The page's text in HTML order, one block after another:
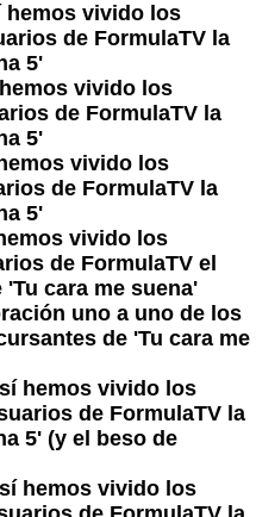
hemos vivido los
de FormulaTV la
5'
vivido los
de FormulaTV la
5'
vivido los
de FormulaTV la
5'
vivido los
de FormulaTV el
cara me suena'
uno a uno de los
de 'Tu cara me
hemos vivido los
de FormulaTV la
5' (y el beso de
hemos vivido los